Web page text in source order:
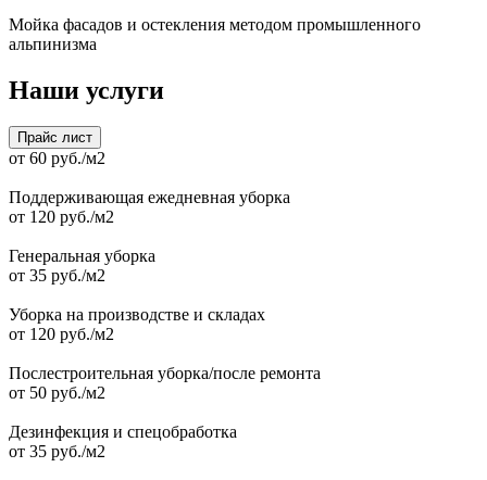
Мойка фасадов и остекления методом промышленного
альпинизма
Наши услуги
Прайс лист
от 60 руб./м2
Поддерживающая ежедневная уборка
от 120 руб./м2
Генеральная уборка
от 35 руб./м2
Уборка на производстве и складах
от 120 руб./м2
Послестроительная уборка/после ремонта
от 50 руб./м2
Дезинфекция и спецобработка
от 35 руб./м2